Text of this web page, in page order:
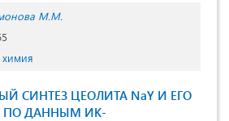
М.М.
СИНТЕЗ ЦЕОЛИТА NaY И ЕГО
ПО ДАННЫМ ИК-